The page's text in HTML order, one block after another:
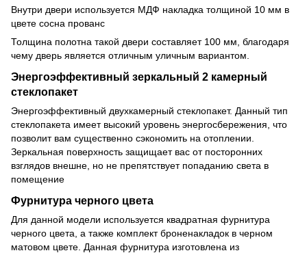
Внутри двери используется МДФ накладка толщиной 10 мм в
цвете сосна прованс
Толщина полотна такой двери составляет 100 мм, благодаря
чему дверь является отличным уличным вариантом.
Энергоэффективный зеркальный 2 камерный
стеклопакет
Энергоэффективный двухкамерный стеклопакет. Данный тип
стеклопакета имеет высокий уровень энергосбережения, что
позволит вам существенно сэкономить на отоплении.
Зеркальная поверхность защищает вас от посторонних
взглядов внешне, но не препятствует попаданию света в
помещение
Фурнитура черного цвета
Для данной модели используется квадратная фурнитура
черного цвета, а также комплект броненакладок в черном
матовом цвете. Данная фурнитура изготовлена из